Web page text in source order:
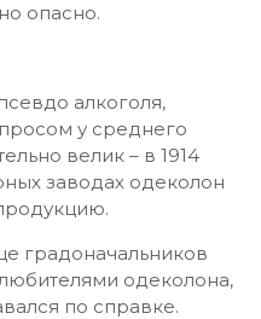
опасно.
алкоголя,
у среднего
велик – в 1914
заводах одеколон
градоначальников
одеколона,
по справке.